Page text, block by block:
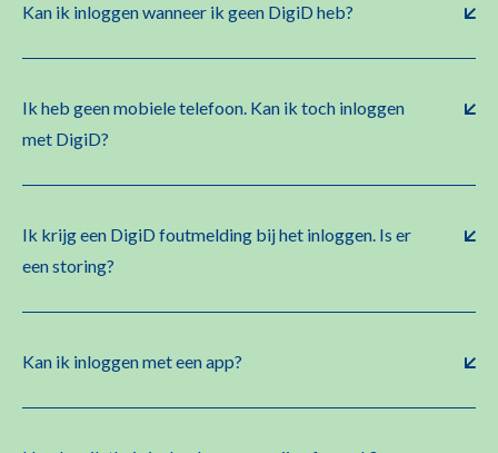
Kan ik inloggen wanneer ik geen DigiD heb?
Ik heb geen mobiele telefoon. Kan ik toch inloggen
met DigiD?
Ik krijg een DigiD foutmelding bij het inloggen. Is er
een storing?
Kan ik inloggen met een app?